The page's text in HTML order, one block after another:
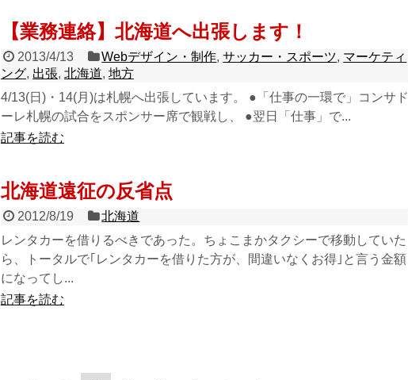
【業務連絡】北海道へ出張します！
2013/4/13 Webデザイン・制作,サッカー・スポーツ, マーケティ
ング, 出張, 北海道, 地方
4/13(日)・14(月)は札幌へ出張しています。 ●「仕事の一環で」コンサド
ーレ札幌の試合をスポンサー席で観戦し、 ●翌日「仕事」で...
記事を読む
北海道遠征の反省点
2012/8/19
北海道
レンタカーを借りるべきであった。ちょこまかタクシーで移動していた
ら、トータルで｢レンタカーを借りた方が、間違いなくお得｣と言う金額
になってし...
記事を読む